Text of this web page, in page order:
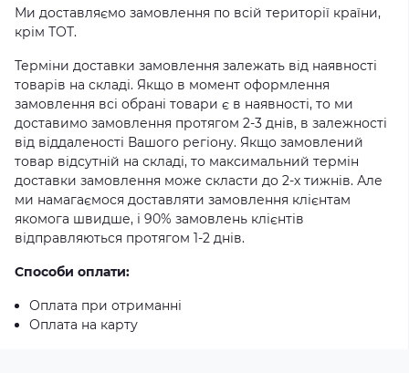
Ми доставляємо замовлення по всій території країни,
крім ТОТ.
Терміни доставки замовлення залежать від наявності
товарів на складі. Якщо в момент оформлення
замовлення всі обрані товари є в наявності, то ми
доставимо замовлення протягом 2-3 днів, в залежності
від віддаленості Вашого регіону. Якщо замовлений
товар відсутній на складі, то максимальний термін
доставки замовлення може скласти до 2-х тижнів. Але
ми намагаємося доставляти замовлення клієнтам
якомога швидше, і 90% замовлень клієнтів
відправляються протягом 1-2 днів.
Способи оплати:
Оплата при отриманні
Оплата на карту